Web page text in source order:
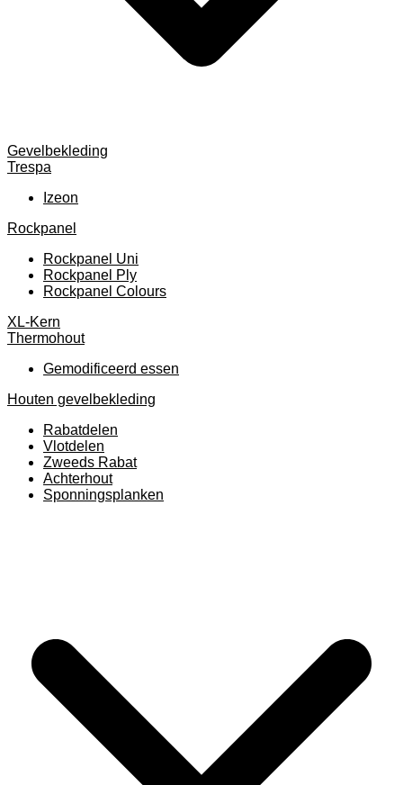
Gevelbekleding
Trespa
Izeon
Rockpanel
Rockpanel Uni
Rockpanel Ply
Rockpanel Colours
XL-Kern
Thermohout
Gemodificeerd essen
Houten gevelbekleding
Rabatdelen
Vlotdelen
Zweeds Rabat
Achterhout
Sponningsplanken